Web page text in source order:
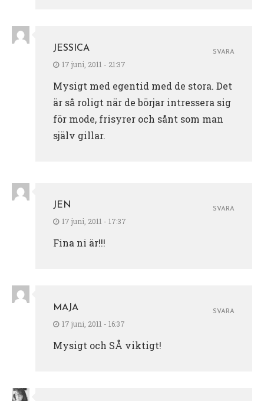
JESSICA
17 juni, 2011 - 21:37
Mysigt med egentid med de stora. Det
är så roligt när de börjar intressera sig
för mode, frisyrer och sånt som man
själv gillar.
SVARA
JEN
17 juni, 2011 - 17:37
Fina ni är!!!
SVARA
MAJA
17 juni, 2011 - 16:37
Mysigt och SÅ viktigt!
SVARA